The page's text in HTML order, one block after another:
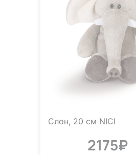
Слон, 20 см NICI
2175₽